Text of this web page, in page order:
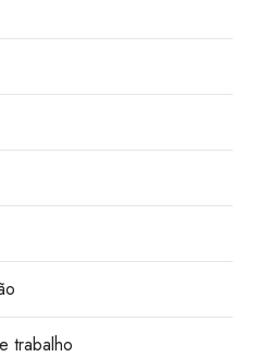
trabalho